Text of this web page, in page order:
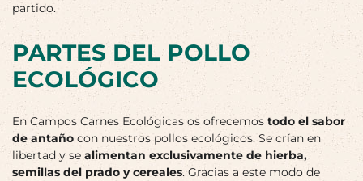
partido.
PARTES DEL POLLO
ECOLÓGICO
En Campos Carnes Ecológicas os ofrecemos todo el sabor
de antaño con nuestros pollos ecológicos. Se crían en
libertad y se alimentan exclusivamente de hierba,
semillas del prado y cereales. Gracias a este modo de